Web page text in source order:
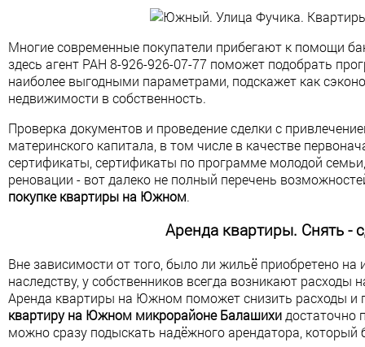
Многие современные покупатели прибегают к помощи
здесь агент РАН 8-926-926-07-77 поможет подобрать
наиболее выгодными параметрами, подскажет как
недвижимости в собственность.
Проверка документов и проведение сделки с
материнского капитала, в том числе в качестве
сертификаты, сертификаты по программе молодой
реновации - вот далеко не полный перечень
покупке квартиры на Южном.
Аренда квартиры. Снять -
Вне зависимости от того, было ли жильё приобретено на
наследству, у собственников всегда возникают
Аренда квартиры на Южном поможет снизить расходы и
квартиру на Южном микрорайоне Балашихи достаточно
можно сразу подыскать надёжного арендатора, который